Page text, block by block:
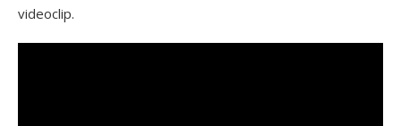
videoclip.